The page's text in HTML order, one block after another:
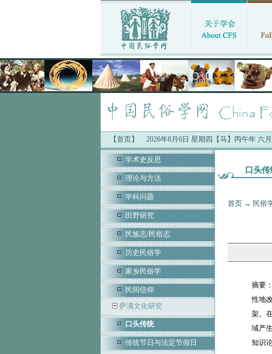
【首页】 2026年8月6日 星期四【马】丙午年 六
学术史反思
理论与方法
学科问题
田野研究
民族志/民俗志
历史民俗学
家乡民俗学
民间信仰
萨满文化研究
口头传统
传统节日与法定节假日
口头
首页→ 民俗
摘要
性地
架。
域产
知识